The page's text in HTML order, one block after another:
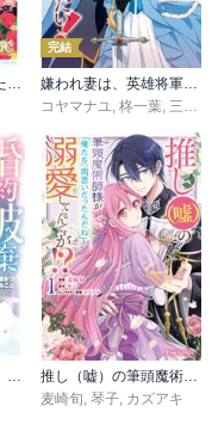
俺様王太子に拾われた崖っぷち令嬢、お飾り側妃になる…はずが溺愛されてます！？
完結
嫌われ妻は、英雄将軍と離婚したい！ いきなり帰ってきて溺愛なんて信じません。
コヤマナユ, 柊一葉, 三浦ひらく
麦崎旬 琴子 カズアキ